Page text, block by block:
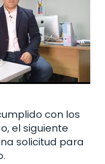
con los
el siguiente
solicitud para